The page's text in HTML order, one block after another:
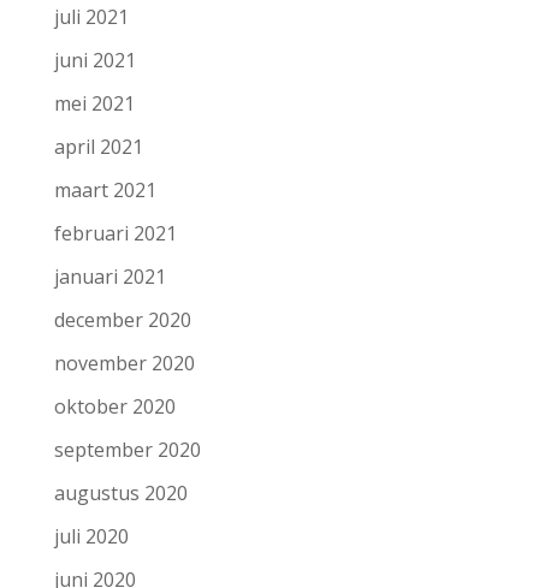
juli 2021
juni 2021
mei 2021
april 2021
maart 2021
februari 2021
januari 2021
december 2020
november 2020
oktober 2020
september 2020
augustus 2020
juli 2020
juni 2020